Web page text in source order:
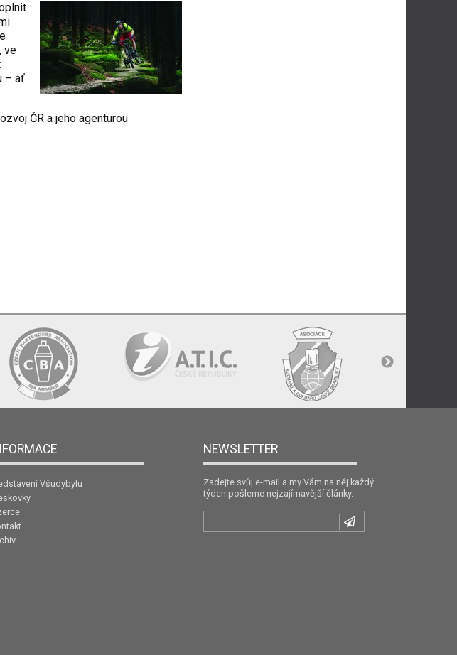
ve
– ať
ČR a jeho agenturou
Všudybylu
NEWSLETTER
Zadejte svůj e-mail a my Vám na něj každý
týden pošleme nejzajímavější články.